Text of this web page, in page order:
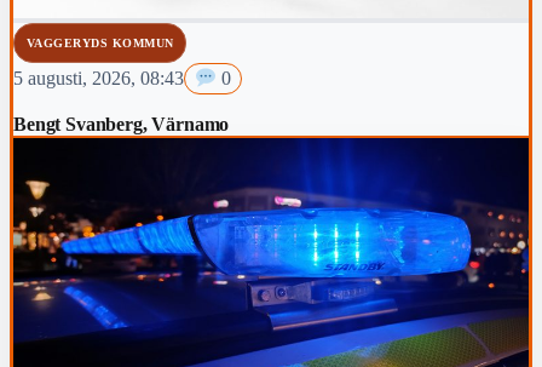
VAGGERYDS KOMMUN
5 augusti, 2026, 08:43 0
Bengt Svanberg, Värnamo